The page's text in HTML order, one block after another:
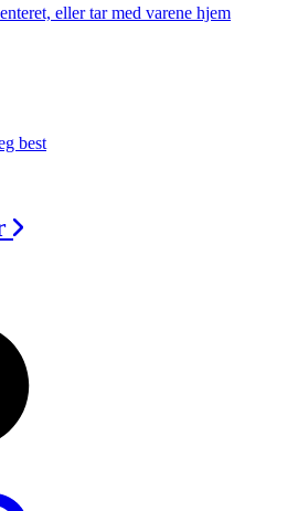
eller tar med varene hjem
best